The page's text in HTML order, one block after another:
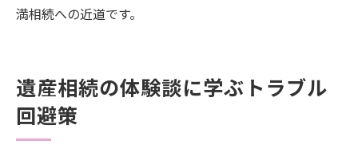
満相続への近道です。
遺産相続の体験談に学ぶトラブル
回避策